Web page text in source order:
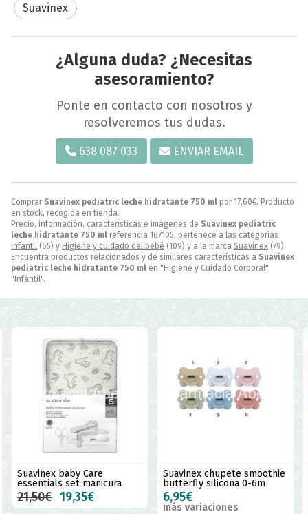
Comprar Suavinex pediatric leche hidratante 750 ml por 17,60€. Producto
en stock, recogida en tienda.
Precio, información, características e imágenes de Suavinex pediatric
leche hidratante 750 ml referencia 167105, pertenece a las categorías
Infantil (65) y Higiene y cuidado del bebé (109) y a la marca Suavinex (79).
Encuentra productos relacionados y de similares características a Suavinex
pediatric leche hidratante 750 ml en "Higiene y Cuidado Corporal",
"Infantil".
Suavinex
¿Alguna duda? ¿Necesitas
asesoramiento?
Ponte en contacto con nosotros y
resolveremos tus dudas.
638 087 033 ENVIAR EMAIL
Suavinex baby Care
essentials set manicura
21,50€ 19,35€
Suavinex chupete smoothie
butterfly silicona 0-6m
6,95€
más variaciones